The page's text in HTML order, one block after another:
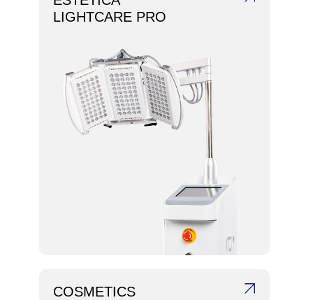
LIGHTCARE PRO
COSMETICS